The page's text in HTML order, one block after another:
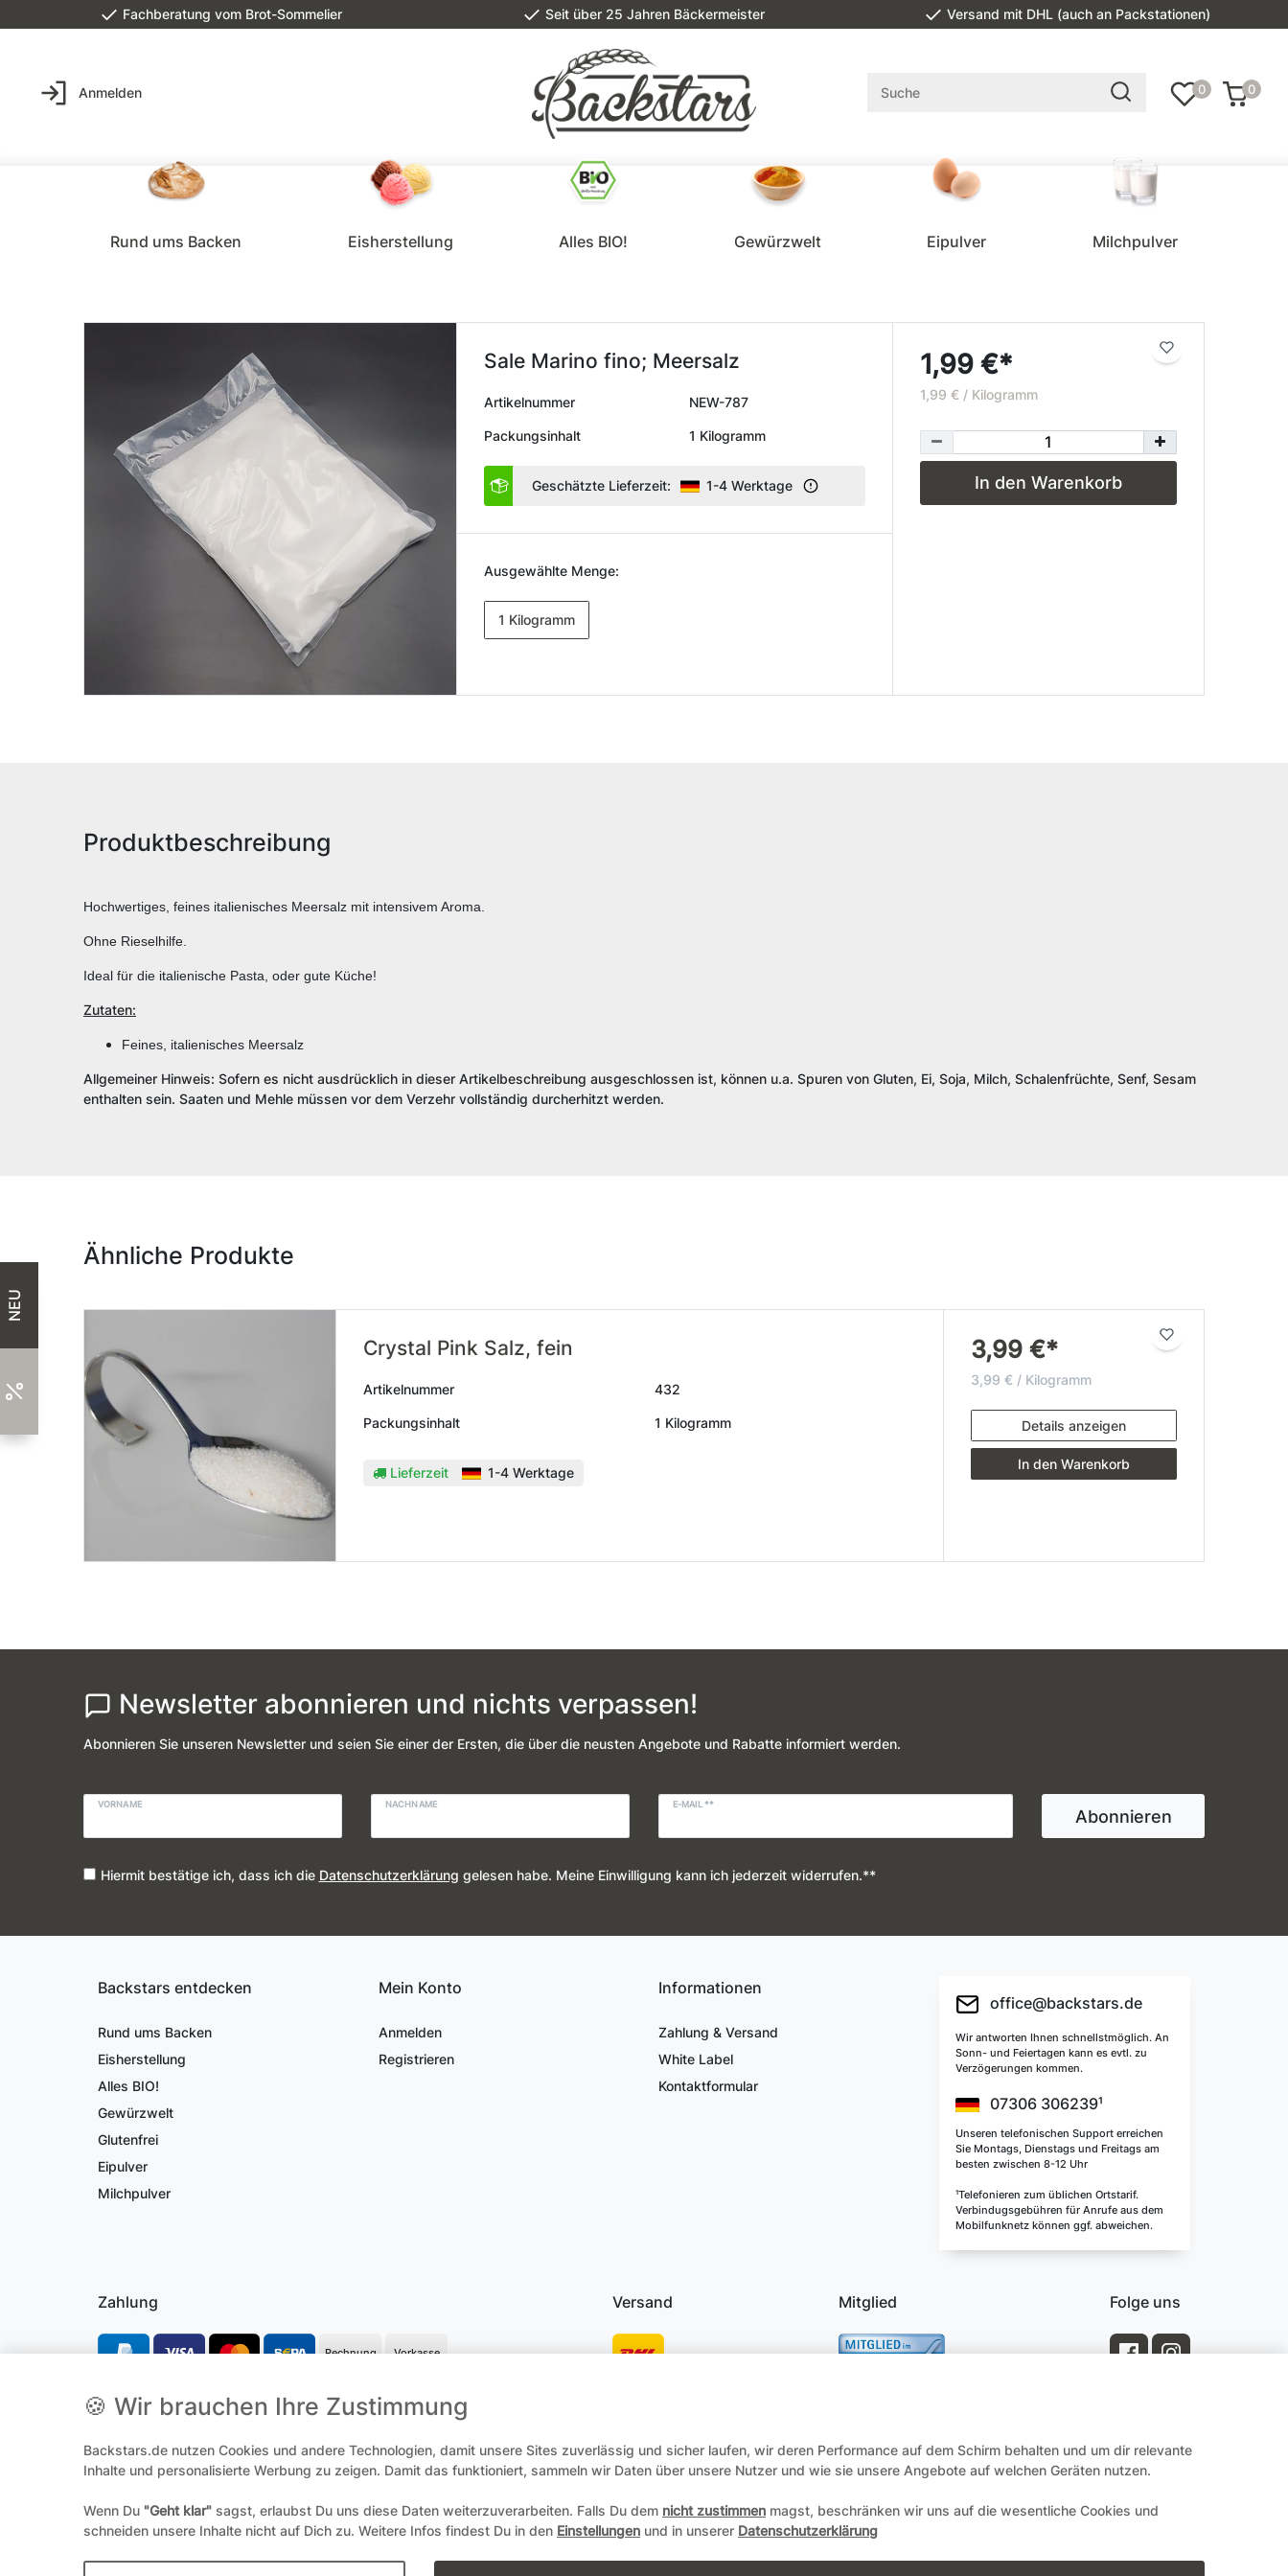
Fachberatung vom Brot-Sommelier Seit über 25 Jahren Bäckermeister Versand mit DHL (auch an Packstationen)
Anmelden 0 0
Rund ums Backen Eisherstellung Alles BIO! Gewürzwelt Eipulver Milchpulver
Sale Marino fino; Meersalz
Artikelnummer NEW-787
Packungsinhalt 1 Kilogramm
Geschätzte Lieferzeit: 1-4 Werktage
Ausgewählte Menge:
1 Kilogramm
1,99 €*
1,99 € / Kilogramm
In den Warenkorb
Produktbeschreibung
Hochwertiges, feines italienisches Meersalz mit intensivem Aroma.
Ohne Rieselhilfe.
Ideal für die italienische Pasta, oder gute Küche!
Zutaten:
Feines, italienisches Meersalz
Allgemeiner Hinweis: Sofern es nicht ausdrücklich in dieser Artikelbeschreibung ausgeschlossen ist, können u.a. Spuren von Gluten, Ei, Soja, Milch, Schalenfrüchte, Senf, Sesam
enthalten sein. Saaten und Mehle müssen vor dem Verzehr vollständig durcherhitzt werden.
Ähnliche Produkte
Crystal Pink Salz, fein
Artikelnummer 432
Packungsinhalt 1 Kilogramm
Lieferzeit 1-4 Werktage
3,99 €*
3,99 € / Kilogramm
Details anzeigen
In den Warenkorb
Newsletter abonnieren und nichts verpassen!
Abonnieren Sie unseren Newsletter und seien Sie einer der Ersten, die über die neusten Angebote und Rabatte informiert werden.
VORNAME NACHNAME E-MAIL **
Abonnieren
Hiermit bestätige ich, dass ich die Daten­schutz­erklärung gelesen habe. Meine Einwilligung kann ich jederzeit widerrufen.**
Backstars entdecken
Rund ums Backen
Eisherstellung
Alles BIO!
Gewürzwelt
Glutenfrei
Eipulver
Milchpulver
Mein Konto
Anmelden
Registrieren
Informationen
Zahlung & Versand
White Label
Kontaktformular
office@backstars.de
Wir antworten Ihnen schnellstmöglich. An
Sonn- und Feiertagen kann es evtl. zu
Verzögerungen kommen.
07306 306239¹
Unseren telefonischen Support erreichen
Sie Montags, Dienstags und Freitags am
besten zwischen 8-12 Uhr
¹Telefonieren zum üblichen Ortstarif.
Verbindugsgebühren für Anrufe aus dem
Mobilfunknetz können ggf. abweichen.
Zahlung
Rechnung Vorkasse
Versand Mitglied Folge uns
**Hierbei handelt es sich um ein Pflichtfeld
Widerrufs­recht Zum Online-Widerruf Daten­schutz­erklärung AGB Impressum
© Copyright 2004-2026 durch Andreas Zöllner. Alle Rechte vorbehalten.
🍪 Wir brauchen Ihre Zustimmung
Backstars.de nutzen Cookies und andere Technologien, damit unsere Sites zuverlässig und sicher laufen, wir deren Performance auf dem Schirm behalten und um dir relevante
Inhalte und personalisierte Werbung zu zeigen. Damit das funktioniert, sammeln wir Daten über unsere Nutzer und wie sie unsere Angebote auf welchen Geräten nutzen.
Wenn Du "Geht klar" sagst, erlaubst Du uns diese Daten weiterzuverarbeiten. Falls Du dem nicht zustimmen magst, beschränken wir uns auf die wesentliche Cookies und
schneiden unsere Inhalte nicht auf Dich zu. Weitere Infos findest Du in den Einstellungen und in unserer Datenschutzerklärung
NEU